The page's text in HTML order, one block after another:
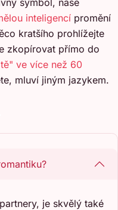
inteligencí promění
kratšího prohlížejte
zkopírovat přímo do
ve více než 60
mluví jiným jazykem.
je skvělý také